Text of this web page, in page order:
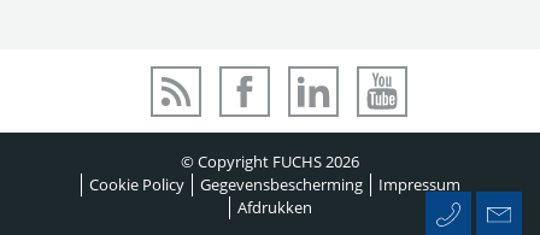
© Copyright FUCHS 2026
Cookie Policy
Gegevensbescherming
Impressum
Afdrukken